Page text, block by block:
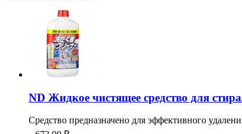
ND Жидкое чистящее средство для
Средство предназначено для эффективного